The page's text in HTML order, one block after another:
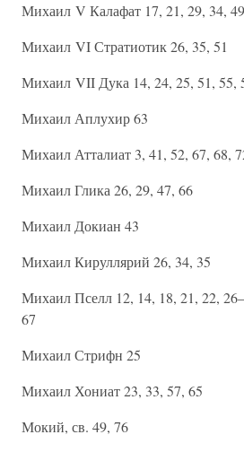
Михаил V Калафат 17, 21, 29, 34,
Михаил VI Стратиотик 26, 35, 51
Михаил VII Дука 14, 24, 25, 51, 55,
Михаил Аплухир 63
Михаил Атталиат 3, 41, 52, 67, 68,
Михаил Глика 26, 29, 47, 66
Михаил Докиан 43
Михаил Кируллярий 26, 34, 35
Михаил Пселл 12, 14, 18, 21, 22,
67
Михаил Стрифн 25
Михаил Хониат 23, 33, 57, 65
Мокий, св. 49, 76